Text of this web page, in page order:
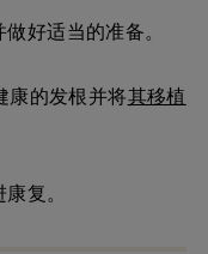
好适当的准备。
康的发根并将其移植
复。